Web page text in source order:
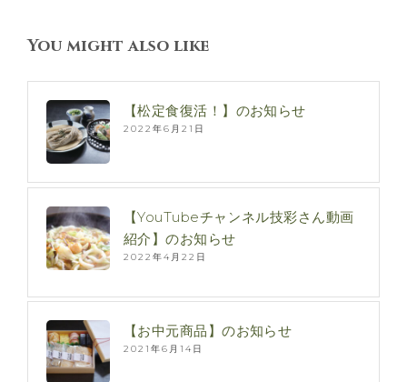
You might also like
【松定食復活！】のお知らせ
2022年6月21日
【YouTubeチャンネル技彩さん動画
紹介】のお知らせ
2022年4月22日
【お中元商品】のお知らせ
2021年6月14日